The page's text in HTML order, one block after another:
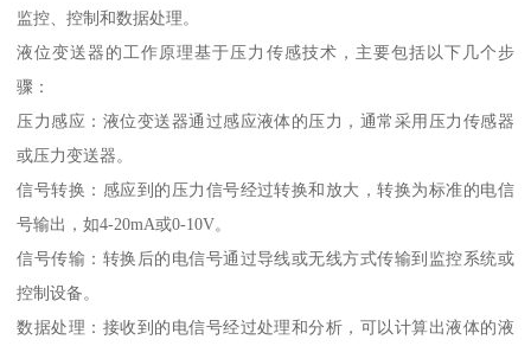
监控、控制和数据处理。
液位变送器的工作原理基于压力传感技术，主要包括以下几个步
骤：
压力感应：液位变送器通过感应液体的压力，通常采用压力传感器
或压力变送器。
信号转换：感应到的压力信号经过转换和放大，转换为标准的电信
号输出，如4-20mA或0-10V。
信号传输：转换后的电信号通过导线或无线方式传输到监控系统或
控制设备。
数据处理：接收到的电信号经过处理和分析，可以计算出液体的液